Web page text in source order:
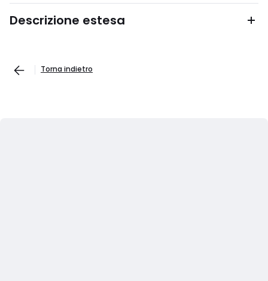
Descrizione estesa
Torna indietro